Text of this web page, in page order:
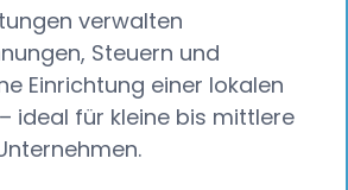
verwalten
Steuern und
Einrichtung einer lokalen
ideal für kleine bis mittlere